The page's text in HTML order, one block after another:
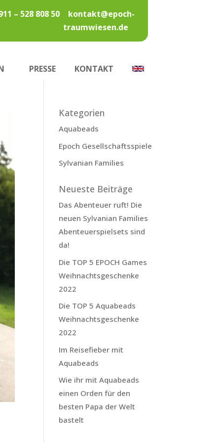
– 528 808 50
kontakt@epoch-
traumwiesen.de
PRESSE KONTAKT
Kategorien
Aquabeads
Epoch Gesellschaftsspiele
Sylvanian Families
Neueste Beiträge
Das Abenteuer ruft! Die
neuen Sylvanian Families
Abenteuerspielsets sind
da!
Die TOP 5 EPOCH Games
Weihnachtsgeschenke
2022
Die TOP 5 Aquabeads
Weihnachtsgeschenke
2022
Im Reisefieber mit
Aquabeads
Wie ihr mit Aquabeads
einen Orden für den
besten Papa der Welt
bastelt